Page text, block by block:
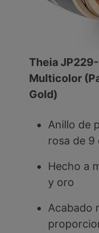
Theia
Multicolor
Gold)
Anillo de
rosa de 9
Hecho a
y oro
Acabado